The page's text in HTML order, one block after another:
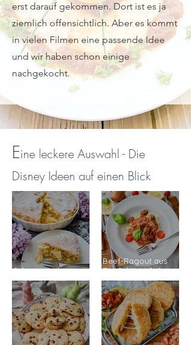
erst darauf gekommen. Dort ist es ja
ziemlich offensichtlich. Aber es kommt
in vielen Filmen eine passende Idee
und wir haben schon einige
nachgekocht.
Eine leckere Auswahl - Die
Disney Ideen auf einen Blick
Schneewittchens
Apple Pie
Beef-Ragout aus
Die Schöne & das
Biest